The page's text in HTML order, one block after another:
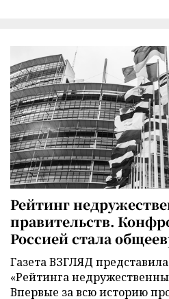
Рейтинг
правительств.
Россией стала
Газета ВЗГЛЯД
«Рейтинга
Впервые за всю историю